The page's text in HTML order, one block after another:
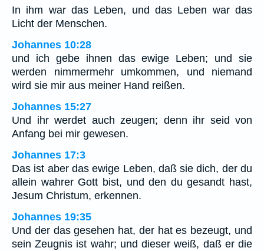
In ihm war das Leben, und das Leben war das
Licht der Menschen.
Johannes 10:28
und ich gebe ihnen das ewige Leben; und sie
werden nimmermehr umkommen, und niemand
wird sie mir aus meiner Hand reißen.
Johannes 15:27
Und ihr werdet auch zeugen; denn ihr seid von
Anfang bei mir gewesen.
Johannes 17:3
Das ist aber das ewige Leben, daß sie dich, der du
allein wahrer Gott bist, und den du gesandt hast,
Jesum Christum, erkennen.
Johannes 19:35
Und der das gesehen hat, der hat es bezeugt, und
sein Zeugnis ist wahr; und dieser weiß, daß er die